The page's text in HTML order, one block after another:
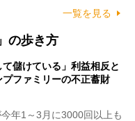
一覧を見る
の歩き方
て儲けている」利益相反と
ファミリーの不正蓄財
年1～3月に3000回以上も